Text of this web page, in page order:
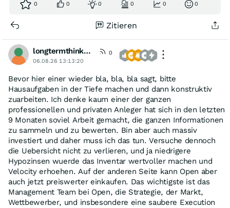
0 0 0 0 0 0
Zitieren
longtermthinker1
0
06.08.26 13:13:20
Bevor hier einer wieder bla, bla, bla sagt, bitte
Hausaufgaben in der Tiefe machen und dann konstruktiv
zuarbeiten. Ich denke kaum einer der ganzen
professionellen und privaten Anleger hat sich in den letzten
9 Monaten soviel Arbeit gemacht, die ganzen Informationen
zu sammeln und zu bewerten. Bin aber auch massiv
investiert und daher muss ich das tun. Versuche dennoch
die Uebersicht nicht zu verlieren, und ja niedrigere
Hypozinsen wuerde das Inventar wertvoller machen und
Velocity erhoehen. Auf der anderen Seite kann Open aber
auch jetzt preiswerter einkaufen. Das wichtigste ist das
Management Team bei Open, die Strategie, der Markt,
Wettbewerber, und insbesondere eine saubere Execution